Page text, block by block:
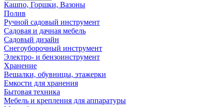
Кашпо, Горшки, Вазоны
Полив
Ручной садовый инструмент
Садовая и дачная мебель
Садовый дизайн
Снегоуборочный инструмент
Электро- и бензоинструмент
Хранение
Вешалки, обувницы, этажерки
Емкости для хранения
Бытовая техника
Мебель и крепления для аппаратуры